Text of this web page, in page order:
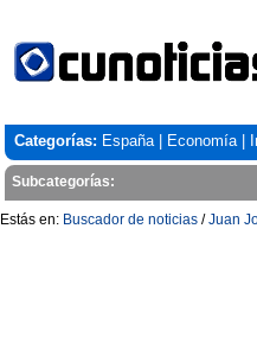
Categorías: España| Economía|
Subcategorías:
Estás en: Buscador de noticias /Juan